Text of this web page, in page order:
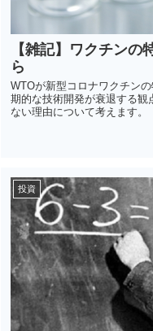
【雑記】ワクチンの
ら
WTOが新型コロナワクチン
期的な技術開発が衰退する観
ない理由について考えます。
投資